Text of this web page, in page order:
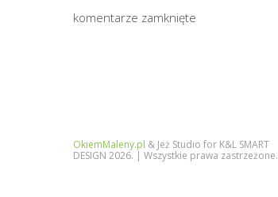
komentarze zamknięte
OkiemMaleny.pl & Jeż Studio for K&L SMART
DESIGN 2026. | Wszystkie prawa zastrzeżone.